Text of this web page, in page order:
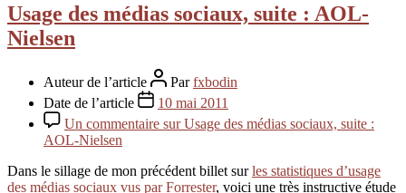
Usage des médias sociaux, suite : AOL-
Nielsen
Auteur de l’article Parfxbodin
Date de l’article
10 mai 2011
Un commentaire sur Usage des médias sociaux, suite :
AOL-Nielsen
Dans le sillage de mon précédent billet surles statistiques d’usage
des médias sociaux vus par Forrester, voici une très instructive étude